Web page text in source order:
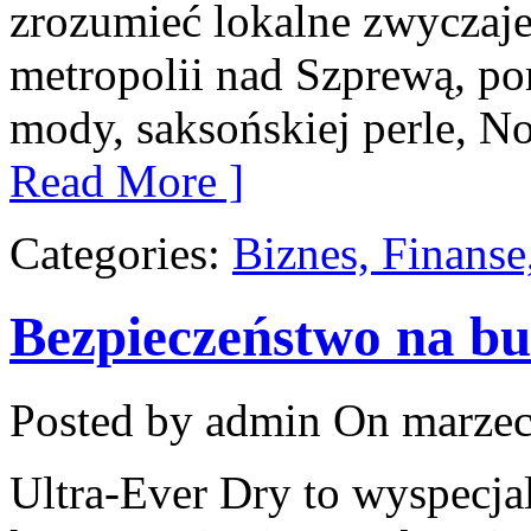
zrozumieć lokalne
metropolii nad Szprewą,
mody, saksońskiej perle,
Read More ]
Categories: Biznes,
Bezpieczeństwo na
Posted by admin On
Ultra-Ever Dry to